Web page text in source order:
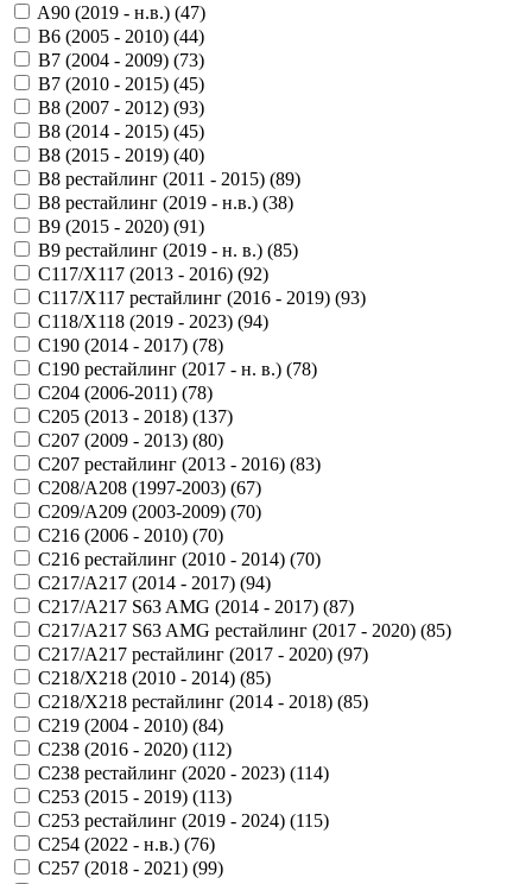
A90 (2019 - н.в.) (47)
B6 (2005 - 2010) (44)
B7 (2004 - 2009) (73)
B7 (2010 - 2015) (45)
B8 (2007 - 2012) (93)
B8 (2014 - 2015) (45)
B8 (2015 - 2019) (40)
B8 рестайлинг (2011 - 2015) (89)
B8 рестайлинг (2019 - н.в.) (38)
B9 (2015 - 2020) (91)
B9 рестайлинг (2019 - н. в.) (85)
C117/X117 (2013 - 2016) (92)
C117/X117 рестайлинг (2016 - 2019) (93)
C118/X118 (2019 - 2023) (94)
C190 (2014 - 2017) (78)
C190 рестайлинг (2017 - н. в.) (78)
C204 (2006-2011) (78)
C205 (2013 - 2018) (137)
C207 (2009 - 2013) (80)
C207 рестайлинг (2013 - 2016) (83)
C208/A208 (1997-2003) (67)
C209/A209 (2003-2009) (70)
C216 (2006 - 2010) (70)
C216 рестайлинг (2010 - 2014) (70)
C217/A217 (2014 - 2017) (94)
C217/A217 S63 AMG (2014 - 2017) (87)
C217/A217 S63 AMG рестайлинг (2017 - 2020) (85)
C217/A217 рестайлинг (2017 - 2020) (97)
C218/X218 (2010 - 2014) (85)
C218/X218 рестайлинг (2014 - 2018) (85)
C219 (2004 - 2010) (84)
C238 (2016 - 2020) (112)
C238 рестайлинг (2020 - 2023) (114)
C253 (2015 - 2019) (113)
C253 рестайлинг (2019 - 2024) (115)
C254 (2022 - н.в.) (76)
C257 (2018 - 2021) (99)